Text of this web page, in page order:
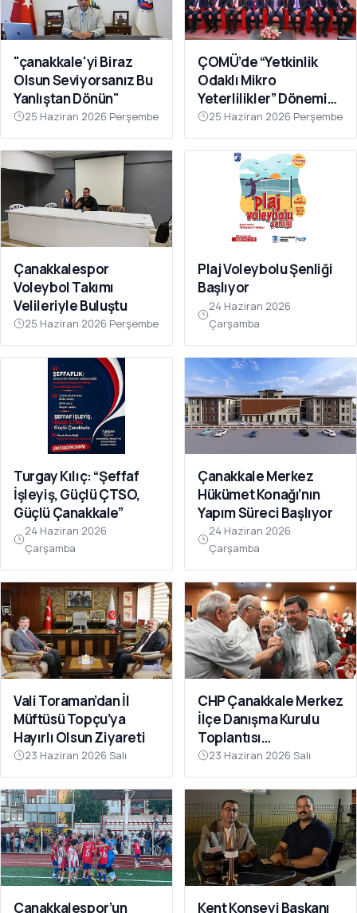
"çanakkale'yi Biraz
Olsun Seviyorsanız Bu
Yanlıştan Dönün"
25 Haziran 2026 Perşembe
ÇOMÜ’de “Yetkinlik
Odaklı Mikro
Yeterlilikler” Dönemi
Başlıyor
25 Haziran 2026 Perşembe
Çanakkalespor
Voleybol Takımı
Velileriyle Buluştu
25 Haziran 2026 Perşembe
Plaj Voleybolu Şenliği
Başlıyor
24 Haziran 2026
Çarşamba
Turgay Kılıç: “Şeffaf
İşleyiş, Güçlü ÇTSO,
Güçlü Çanakkale”
24 Haziran 2026
Çarşamba
Çanakkale Merkez
Hükümet Konağı’nın
Yapım Süreci Başlıyor
24 Haziran 2026
Çarşamba
Vali Toraman’dan İl
Müftüsü Topçu’ya
Hayırlı Olsun Ziyareti
23 Haziran 2026 Salı
CHP Çanakkale Merkez
İlçe Danışma Kurulu
Toplantısı
Gerçekleştirildi
23 Haziran 2026 Salı
Çanakkalespor’un
Kent Konseyi Başkanı